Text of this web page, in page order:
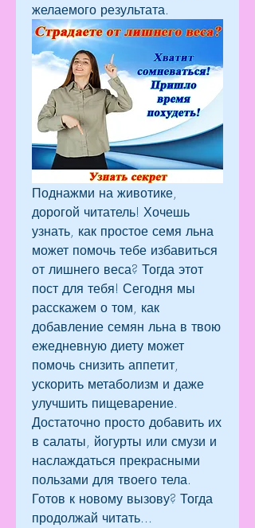
желаемого результата.
Поднажми на животике,
дорогой читатель! Хочешь
узнать, как простое семя льна
может помочь тебе избавиться
от лишнего веса? Тогда этот
пост для тебя! Сегодня мы
расскажем о том, как
добавление семян льна в твою
ежедневную диету может
помочь снизить аппетит,
ускорить метаболизм и даже
улучшить пищеварение.
Достаточно просто добавить их
в салаты, йогурты или смузи и
наслаждаться прекрасными
пользами для твоего тела.
Готов к новому вызову? Тогда
продолжай читать...